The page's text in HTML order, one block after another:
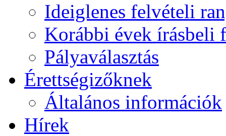
Ideiglenes felvételi
Korábbi évek írásbeli
Pályaválasztás
Érettségizőknek
Általános információk
Hírek